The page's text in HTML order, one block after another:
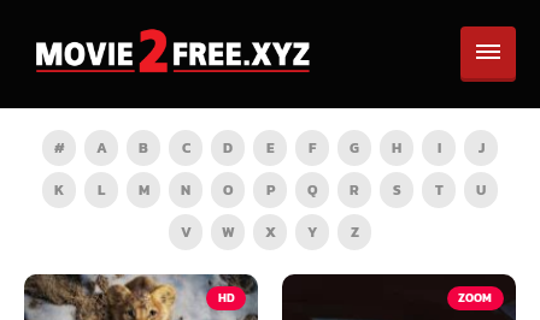
# A B C D E F G H I
J
K
L M N O P Q R S T
U
V
W X Y Z
HD